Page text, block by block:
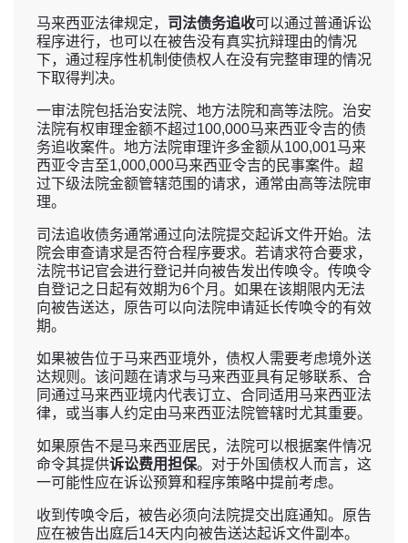
马来西亚法律规定， 司法债务追收可以通过普通诉讼
程序进行，也可以在被告没有真实抗辩理由的情况
下，通过程序性机制使债权人在没有完整审理的情况
下取得判决。
一审法院包括治安法院、地方法院和高等法院。治安
法院有权审理金额不超过100,000马来西亚令吉的债
务追收案件。地方法院审理许多金额从100,001马来
西亚令吉至1,000,000马来西亚令吉的民事案件。超
过下级法院金额管辖范围的请求，通常由高等法院审
理。
司法追收债务通常通过向法院提交起诉文件开始。法
院会审查请求是否符合程序要求。若请求符合要求，
法院书记官会进行登记并向被告发出传唤令。传唤令
自登记之日起有效期为6个月。如果在该期限内无法
向被告送达，原告可以向法院申请延长传唤令的有效
期。
如果被告位于马来西亚境外，债权人需要考虑境外送
达规则。该问题在请求与马来西亚具有足够联系、合
同通过马来西亚境内代表订立、合同适用马来西亚法
律，或当事人约定由马来西亚法院管辖时尤其重要。
如果原告不是马来西亚居民，法院可以根据案件情况
命令其提供诉讼费用担保。对于外国债权人而言，这
一可能性应在诉讼预算和程序策略中提前考虑。
收到传唤令后，被告必须向法院提交出庭通知。原告
应在被告出庭后14天内向被告送达起诉文件副本。